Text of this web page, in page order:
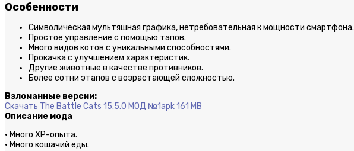
Особенности
Символическая мультяшная графика, нетребовательная к мощности смартфона.
Простое управление с помощью тапов.
Много видов котов с уникальными способностями.
Прокачка с улучшением характеристик.
Другие животные в качестве противников.
Более сотни этапов с возрастающей сложностью.
Взломанные версии:
Скачать The Battle Cats 15.5.0 МОД №1apk 161 MB
Описание мода
· Много XP-опыта.
· Много кошачий еды.